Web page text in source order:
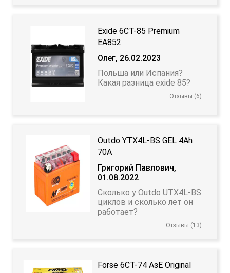
Exide 6СТ-85 Premium
EA852
Олег, 26.02.2023
Польша или Испания?
Какая разница exide 85?
Отзывы (6)
Outdo YTX4L-BS GEL 4Аh
70А
Григорий Павлович,
01.08.2022
Сколько у Outdo UTX4L-BS
циклов и сколько лет он
работает?
Отзывы (13)
Forse 6СТ-74 АзЕ Original